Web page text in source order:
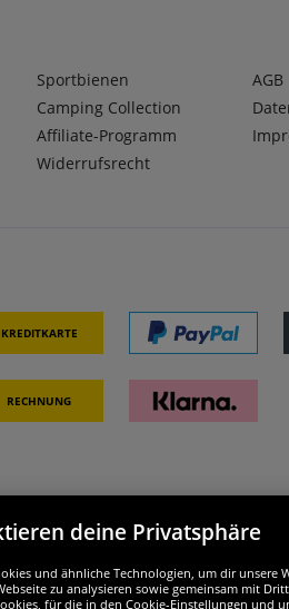
Sportbienen
Camping Collection
Affiliate-Programm
Widerrufsrecht
AGB
Kreditkarte
Rechnung
Wir sind
deine Privatsphäre
und ähnliche Technologien, um dir unsere
zu analysieren sowie gemeinsam mit
für die in den Cookie-Einstellungen und